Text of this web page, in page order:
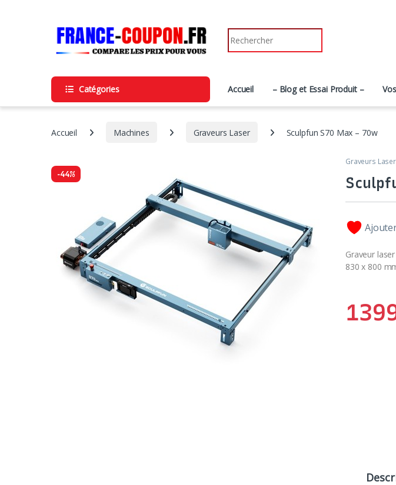
Catégories Accueil – Blog et Essai Produit –
Accueil Machines Graveurs Laser Sculpfun S70 Max – 70w
-44%
Graveurs Laser
Graveur
830 x 800